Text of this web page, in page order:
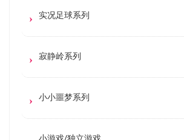
实况足球系列
寂静岭系列
小小噩梦系列